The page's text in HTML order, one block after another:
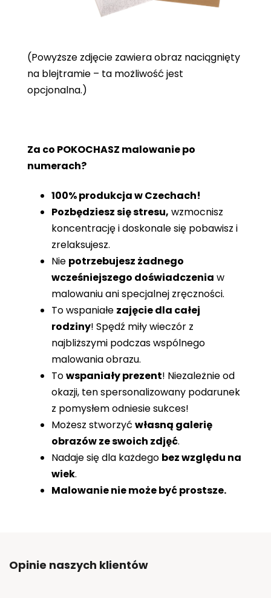
(Powyższe zdjęcie zawiera obraz naciągnięty
na blejtramie – ta możliwość jest
opcjonalna.)
Za co POKOCHASZ malowanie po
numerach?
100% produkcja w Czechach!
Pozbędziesz się stresu, wzmocnisz
koncentrację i doskonale się pobawisz i
zrelaksujesz.
Nie potrzebujesz żadnego
wcześniejszego doświadczenia w
malowaniu ani specjalnej zręczności.
To wspaniałe zajęcie dla całej
rodziny! Spędź miły wieczór z
najbliższymi podczas wspólnego
malowania obrazu.
Towspaniały prezent! Niezależnie od
okazji, ten spersonalizowany podarunek
z pomysłem odniesie sukces!
Możesz stworzyć własną galerię
obrazów ze swoich zdjęć.
Nadaje się dla każdego bez względu na
wiek.
Malowanie nie może być prostsze.
Opinie naszych klientów